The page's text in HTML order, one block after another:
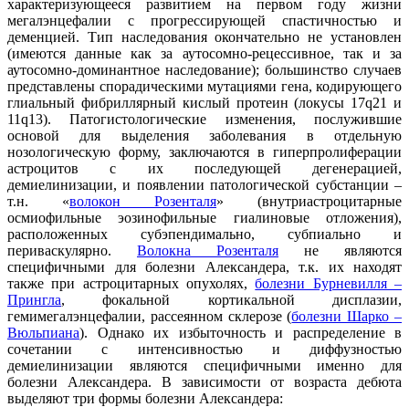
характеризующееся развитием на первом году жизни
мегалэнцефалии с прогрессирующей спастичностью и
деменцией. Тип наследования окончательно не установлен
(имеются данные как за аутосомно-рецессивное, так и за
аутосомно-доминантное наследование); большинство случаев
представлены спорадическими мутациями гена, кодирующего
глиальный фибриллярный кислый протеин (локусы 17q21 и
11q13). Патогистологические изменения, послужившие
основой для выделения заболевания в отдельную
нозологическую форму, заключаются в гиперпролиферации
астроцитов с их последующей дегенерацией,
демиелинизации, и появлении патологической субстанции –
т.н. «волокон Розенталя» (внутриастроцитарные
осмиофильные эозинофильные гиалиновые отложения),
расположенных субэпендимально, субпиально и
периваскулярно. Волокна Розенталя не являются
специфичными для болезни Александера, т.к. их находят
также при астроцитарных опухолях,болезни Бурневилля –
Прингла, фокальной кортикальной дисплазии,
гемимегалэнцефалии, рассеянном склерозе (болезни Шарко –
Вюльпиана). Однако их избыточность и распределение в
сочетании с интенсивностью и диффузностью
демиелинизации являются специфичными именно для
болезни Александера. В зависимости от возраста дебюта
выделяют три формы болезни Александера: